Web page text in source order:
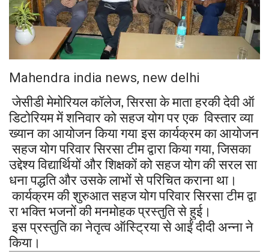
Mahendra india news, new delhi
जेसीडीमेमोरियलकॉलेज,सिरसाकेमाताहरकीदेवीऑ
डिटोरियममेंशनिवारकोसहजयोगपरएक विस्तारव्या
ख्यानकाआयोजनकियागयाइसकार्यक्रमकाआयोजन
सहजयोगपरिवारसिरसाटीमद्वाराकियागया,जिसका
उद्देश्यविद्यार्थियोंऔरशिक्षकोंकोसहजयोगकीसरलसा
धनापद्धतिऔरउसकेलाभोंसेपरिचितकराना था।
कार्यक्रमकीशुरुआतसहजयोगपरिवारसिरसाटीमद्वा
राभक्तिभजनोंकीमनमोहकप्रस्तुतिसेहुई।
इसप्रस्तुतिकानेतृत्वऑस्ट्रियासेआईंदीदीअन्नाने
किया।